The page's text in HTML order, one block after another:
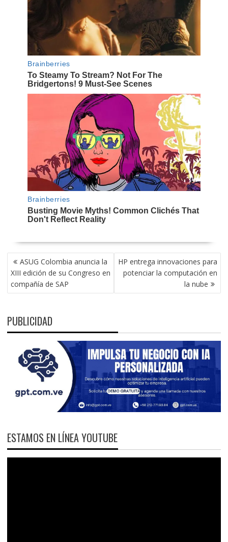
NAVEGACIÓN
DE
ENTRADAS
ASUG Colombia anuncia la
XIII edición de su Congreso en
compañía de SAP
HP entrega innovaciones para
potenciar la computación en
la nube
PUBLICIDAD
ESTAMOS EN LÍNEA YOUTUBE